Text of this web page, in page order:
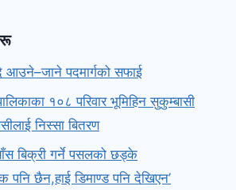
आउने–जाने पदमार्गको सफाई
१०८ परिवार भूमिहिन सुकुम्बासी
निस्सा बितरण
बिक्री गर्ने पसलको छड्के
छैन,हाई डिमाण्ड पनि देखिएन’